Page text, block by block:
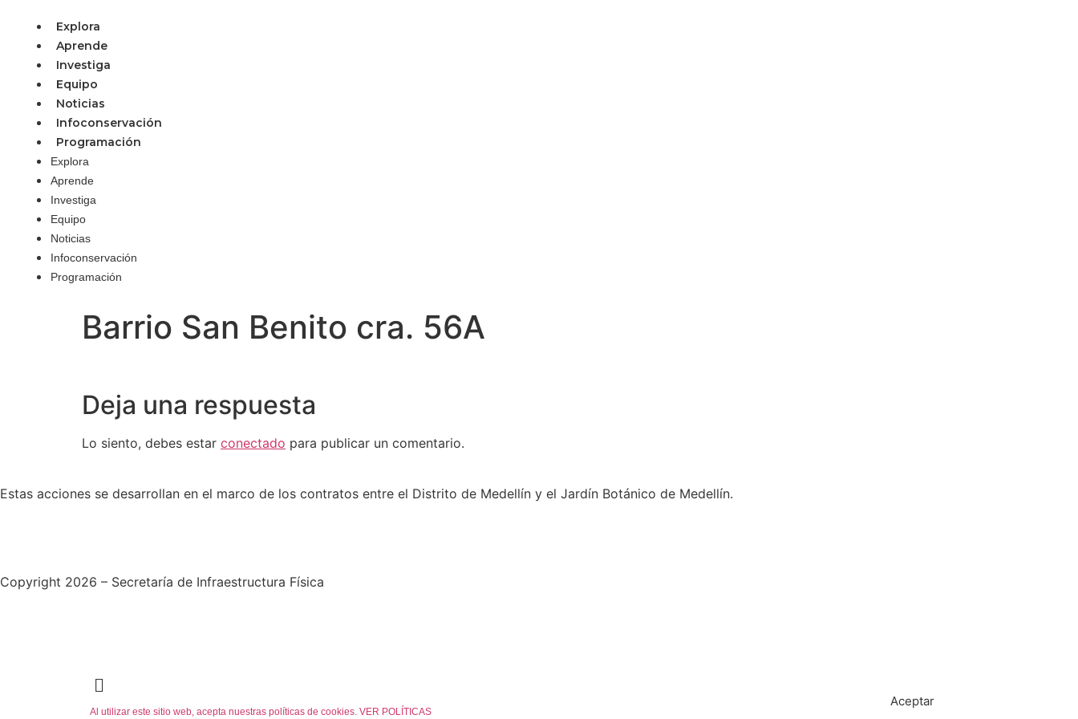
Explora
Aprende
Investiga
Equipo
Noticias
Infoconservación
Programación
Explora
Aprende
Investiga
Equipo
Noticias
Infoconservación
Programación
Barrio San Benito cra. 56A
Deja una respuesta
Lo siento, debes estar conectado para publicar un comentario.
Estas acciones se desarrollan en el marco de los contratos entre el Distrito de Medellín y el Jardín Botánico de Medellín.
Copyright 2026 – Secretaría de Infraestructura Física
Al utilizar este sitio web, acepta nuestras políticas de cookies. VER POLÍTICAS
Aceptar